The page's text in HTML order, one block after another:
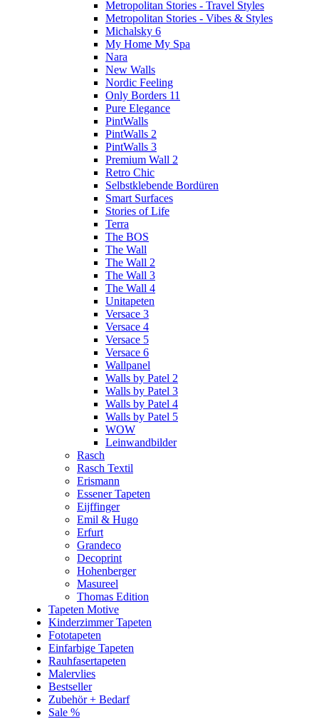
Metropolitan Stories - Travel Styles
Metropolitan Stories - Vibes & Styles
Michalsky 6
My Home My Spa
Nara
New Walls
Nordic Feeling
Only Borders 11
Pure Elegance
PintWalls
PintWalls 2
PintWalls 3
Premium Wall 2
Retro Chic
Selbstklebende Bordüren
Smart Surfaces
Stories of Life
Terra
The BOS
The Wall
The Wall 2
The Wall 3
The Wall 4
Unitapeten
Versace 3
Versace 4
Versace 5
Versace 6
Wallpanel
Walls by Patel 2
Walls by Patel 3
Walls by Patel 4
Walls by Patel 5
WOW
Leinwandbilder
Rasch
Rasch Textil
Erismann
Essener Tapeten
Eijffinger
Emil & Hugo
Erfurt
Grandeco
Decoprint
Hohenberger
Masureel
Thomas Edition
Tapeten Motive
Kinderzimmer Tapeten
Fototapeten
Einfarbige Tapeten
Rauhfasertapeten
Malervlies
Bestseller
Zubehör + Bedarf
Sale %